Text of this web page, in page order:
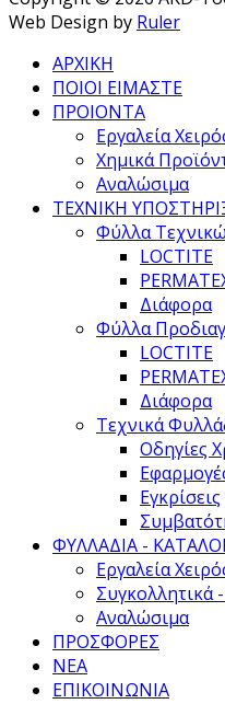
Web Design by Ruler
ΑΡΧΙΚΗ
ΠΟΙΟΙ ΕΙΜΑΣΤΕ
ΠΡΟΙΟΝΤΑ
Εργαλεία
Χημικά
Αναλώσιμα
ΤΕΧΝΙΚΗ
Φύλλα
LOCTITE
Διάφορα
Φύλλα
LOCTITE
Διάφορα
Τεχνικά
Οδηγίες
Εγκρίσεις
ΦΥΛΛΑΔΙΑ -
Εργαλεία
Συγκολλητικά
Αναλώσιμα
ΠΡΟΣΦΟΡΕΣ
ΝΕΑ
ΕΠΙΚΟΙΝΩΝΙΑ